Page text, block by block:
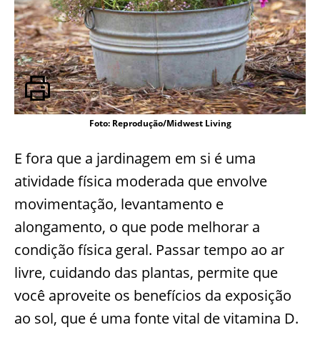
Foto: Reprodução/Midwest Living
E fora que a jardinagem em si é uma
atividade física moderada que envolve
movimentação, levantamento e
alongamento, o que pode melhorar a
condição física geral. Passar tempo ao ar
livre, cuidando das plantas, permite que
você aproveite os benefícios da exposição
ao sol, que é uma fonte vital de vitamina D.